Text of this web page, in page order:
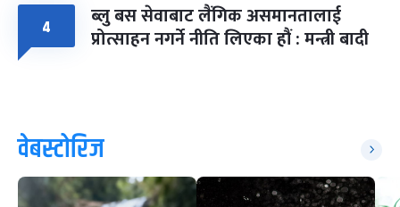
४ ब्लु बस सेवाबाट लैंगिक असमानतालाई
प्रोत्साहन नगर्ने नीति लिएका हौं : मन्त्री बादी
वेबस्टोरिज